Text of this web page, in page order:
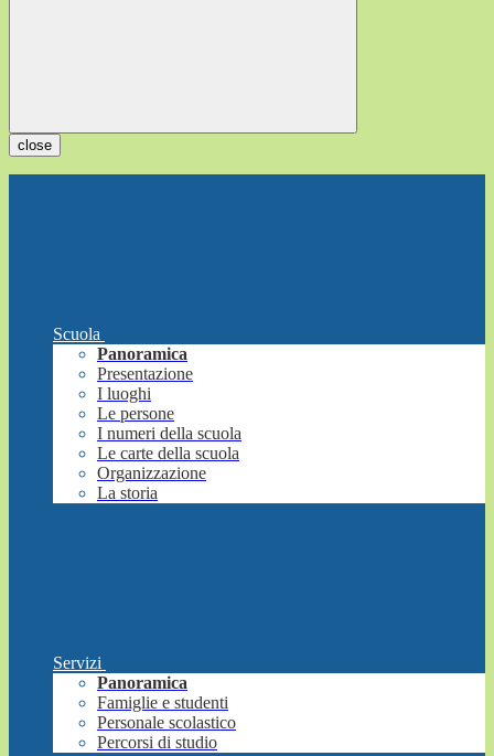
close
Scuola
Panoramica
Presentazione
I luoghi
Le persone
I numeri della scuola
Le carte della scuola
Organizzazione
La storia
Servizi
Panoramica
Famiglie e studenti
Personale scolastico
Percorsi di studio